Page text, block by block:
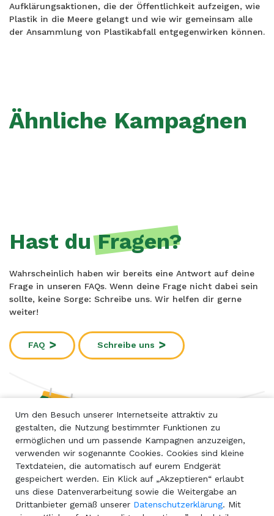
Aufklärungsaktionen, die der Öffentlichkeit aufzeigen, wie
Plastik in die Meere gelangt und wie wir gemeinsam alle
der Ansammlung von Plastikabfall entgegenwirken können.
Ähnliche Kampagnen
Hast duFragen?
Wahrscheinlich haben wir bereits eine Antwort auf deine
Frage in unseren FAQs. Wenn deine Frage nicht dabei sein
sollte, keine Sorge: Schreibe uns. Wir helfen dir gerne
weiter!
FAQ Schreibe uns
Um den Besuch unserer Internetseite attraktiv zu
gestalten, die Nutzung bestimmter Funktionen zu
ermöglichen und um passende Kampagnen anzuzeigen,
verwenden wir sogenannte Cookies. Cookies sind kleine
Textdateien, die automatisch auf eurem Endgerät
gespeichert werden. Ein Klick auf „Akzeptieren“ erlaubt
uns diese Datenverarbeitung sowie die Weitergabe an
Drittanbieter gemäß unserer Datenschutzerklärung. Mit